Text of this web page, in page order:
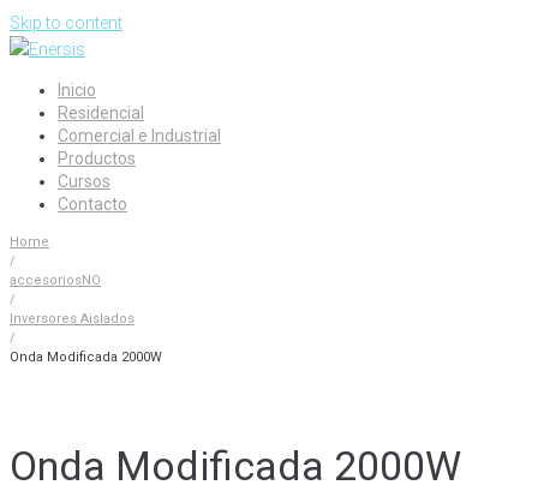
Skip to content
Inicio
Residencial
Comercial e Industrial
Productos
Cursos
Contacto
Home
/
accesoriosNO
/
Inversores Aislados
/
Onda Modificada 2000W
Onda Modificada 2000W